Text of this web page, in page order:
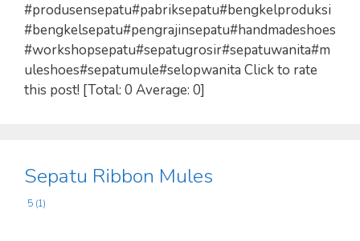
#produsensepatu#pabriksepatu#bengkelproduksi
#bengkelsepatu#pengrajinsepatu#handmadeshoes
#workshopsepatu#sepatugrosir#sepatuwanita#m
uleshoes#sepatumule#selopwanita Click to rate
this post! [Total: 0 Average: 0]
Sepatu Ribbon Mules
5 (1)